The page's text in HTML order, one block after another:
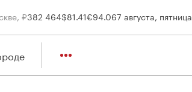
₽382 464$81.41€94.067 августа, пятница